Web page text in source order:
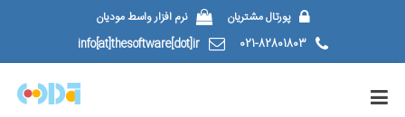
پورتال مشتریان
نرم افزار واسط مودیان
021-82801803
info[at]thesoftware[dot]ir